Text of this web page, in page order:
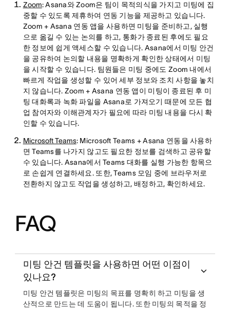
Zoom: Asana와 Zoom은 팀이 목적의식을 가지고 미팅에 집
중할 수 있도록 제휴하여 연동 기능을 제공하고 있습니다.
Zoom + Asana 연동 앱을 사용하면 미팅을 준비하고, 실행
으로 옮길 수 있는 논의를 하고, 통화가 종료된 후에도 필요
한 정보에 쉽게 액세스할 수 있습니다. Asana에서 미팅 안건
을 공유하여 논의할 내용을 명확하게 확인한 상태에서 미팅
을 시작할 수 있습니다. 팀원들은 미팅 중에도 Zoom 내에서
빠르게 작업을 생성할 수 있어 세부 정보와 조치 사항을 놓치
지 않습니다. Zoom + Asana 연동 앱이 미팅이 종료된 후 미
팅 대화록과 녹화 파일을 Asana로 가져오기 때문에 모든 협
업 참여자와 이해관계자가 필요에 따라 미팅 내용을 다시 확
인할 수 있습니다.
Microsoft Teams: Microsoft Teams + Asana 연동을 사용하
면 Teams를 나가지 않고도 필요한 정보를 검색하고 공유할
수 있습니다. Asana에서 Teams 대화를 실행 가능한 항목으
로 손쉽게 연결하세요. 또한, Teams 모임 중에 브라우저로
전환하지 않고도 작업을 생성하고, 배정하고, 확인하세요.
FAQ
미팅 안건 템플릿을 사용하면 어떤 이점이
있나요?
미팅 안건 템플릿은 미팅의 목표를 명확히 하고 미팅을 생
산적으로 만드는 데 도움이 됩니다. 또한 미팅의 목적을 정